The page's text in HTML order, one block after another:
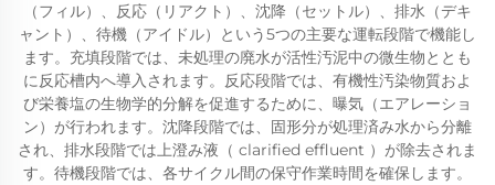
（フィル）、反応（リアクト）、沈降（セットル）、排水（デキ
ャント）、待機（アイドル）という5つの主要な運転段階で機能し
ます。充填段階では、未処理の廃水が活性汚泥中の微生物ととも
に反応槽内へ導入されます。反応段階では、有機性汚染物質およ
び栄養塩の生物学的分解を促進するために、曝気（エアレーショ
ン）が行われます。沈降段階では、固形分が処理済み水から分離
され、排水段階では上澄み液（ clarified effluent ）が除去されま
す。待機段階では、各サイクル間の保守作業時間を確保します。